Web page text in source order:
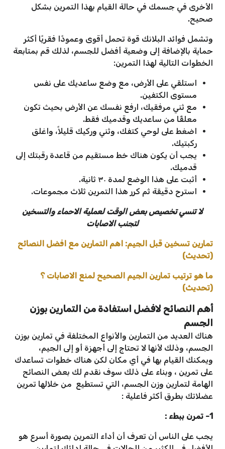
الأخرى في جسمك في حالة القيام بهذا التمرين بشكل
صحيح.
وتشمل فوائد البلانك قوة تحمل أقوى وعمودًا فقريًا أكثر
حماية بالإضافة إلى وضعية أفضل للجسم، لذلك قم بمتابعة
الخطوات التالية لهذا التمرين:
استلقي على الأرض، مع وضع ساعديك على نفس
مستوى الكتفين.
مع ثني مرفقيك، ارفع نفسك عن الأرض بحيث تكون
معلقًا من ساعديك وقدميك فقط.
اضغط على لوحي كتفك، وثني وركيك قليلاً، واغلق
ركبتيك.
يجب أن يكون هناك خط مستقيم من قاعدة رقبتك إلى
قدميك.
أثبت على هذا الوضع لمدة ٣٠ ثانية.
استرح دقيقة ثم كرر هذا التمرين ثلاث مجموعات.
لا تنسي تخصيص بعض الوقت لعملية الاحماء والتسخين
لتجنب الاصابات
تمارين تسخين قبل الجيم: اهم التمارين مع افضل النصائح
(تحديث)
ما هو ترتيب تمارين الجيم الصحيح لمنع الاصابات ؟
(تحديث)
أهم النصائح لافضل استفادة من التمارين بوزن
الجسم
هناك العديد من التمارين والأنواع المختلفة في تمارين بوزن
الجسم، وذلك لأنها لا تحتاج إلى أجهزة أو إلى الجيم،
ويمكنك القيام بها في أي مكان لكن هناك خطوات تساعدك
على تمرين ، وبناء على ذلك سوف نقدم لك بعض النصائح
الهامة لتمارين وزن الجسم، التي تستطيع من خلالها تمرين
عضلاتك بطرق أكثر فاعلية :
1- تمرن ببطء :
يجب على الناس أن تعرف أن أداء التمرين بصورة أسرع هو